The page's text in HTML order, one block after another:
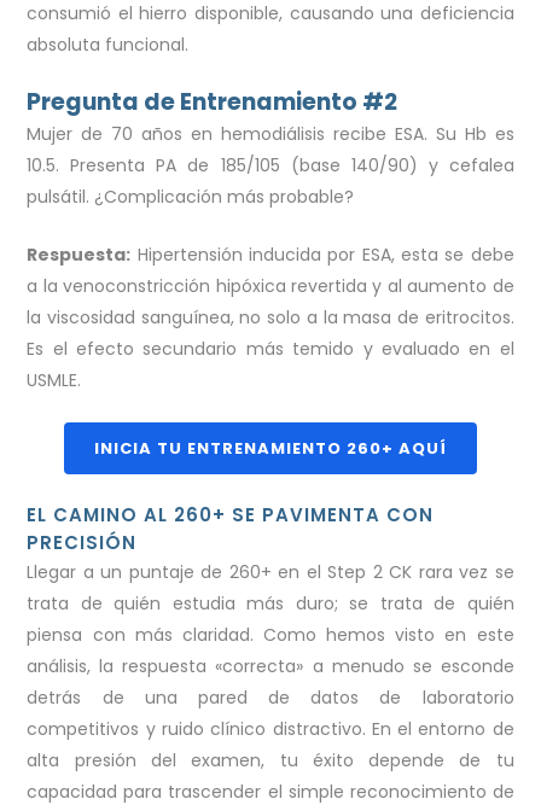
consumió el hierro disponible, causando una deficiencia
absoluta funcional.
Pregunta de Entrenamiento #2
Mujer de 70 años en hemodiálisis recibe ESA. Su Hb es
10.5. Presenta PA de 185/105 (base 140/90) y cefalea
pulsátil. ¿Complicación más probable?
Respuesta: Hipertensión inducida por ESA, esta se debe
a la venoconstricción hipóxica revertida y al aumento de
la viscosidad sanguínea, no solo a la masa de eritrocitos.
Es el efecto secundario más temido y evaluado en el
USMLE.
INICIA TU ENTRENAMIENTO 260+ AQUÍ
EL CAMINO AL 260+ SE PAVIMENTA CON
PRECISIÓN
Llegar a un puntaje de 260+ en el Step 2 CK rara vez se
trata de quién estudia más duro; se trata de quién
piensa con más claridad. Como hemos visto en este
análisis, la respuesta «correcta» a menudo se esconde
detrás de una pared de datos de laboratorio
competitivos y ruido clínico distractivo. En el entorno de
alta presión del examen, tu éxito depende de tu
capacidad para trascender el simple reconocimiento de